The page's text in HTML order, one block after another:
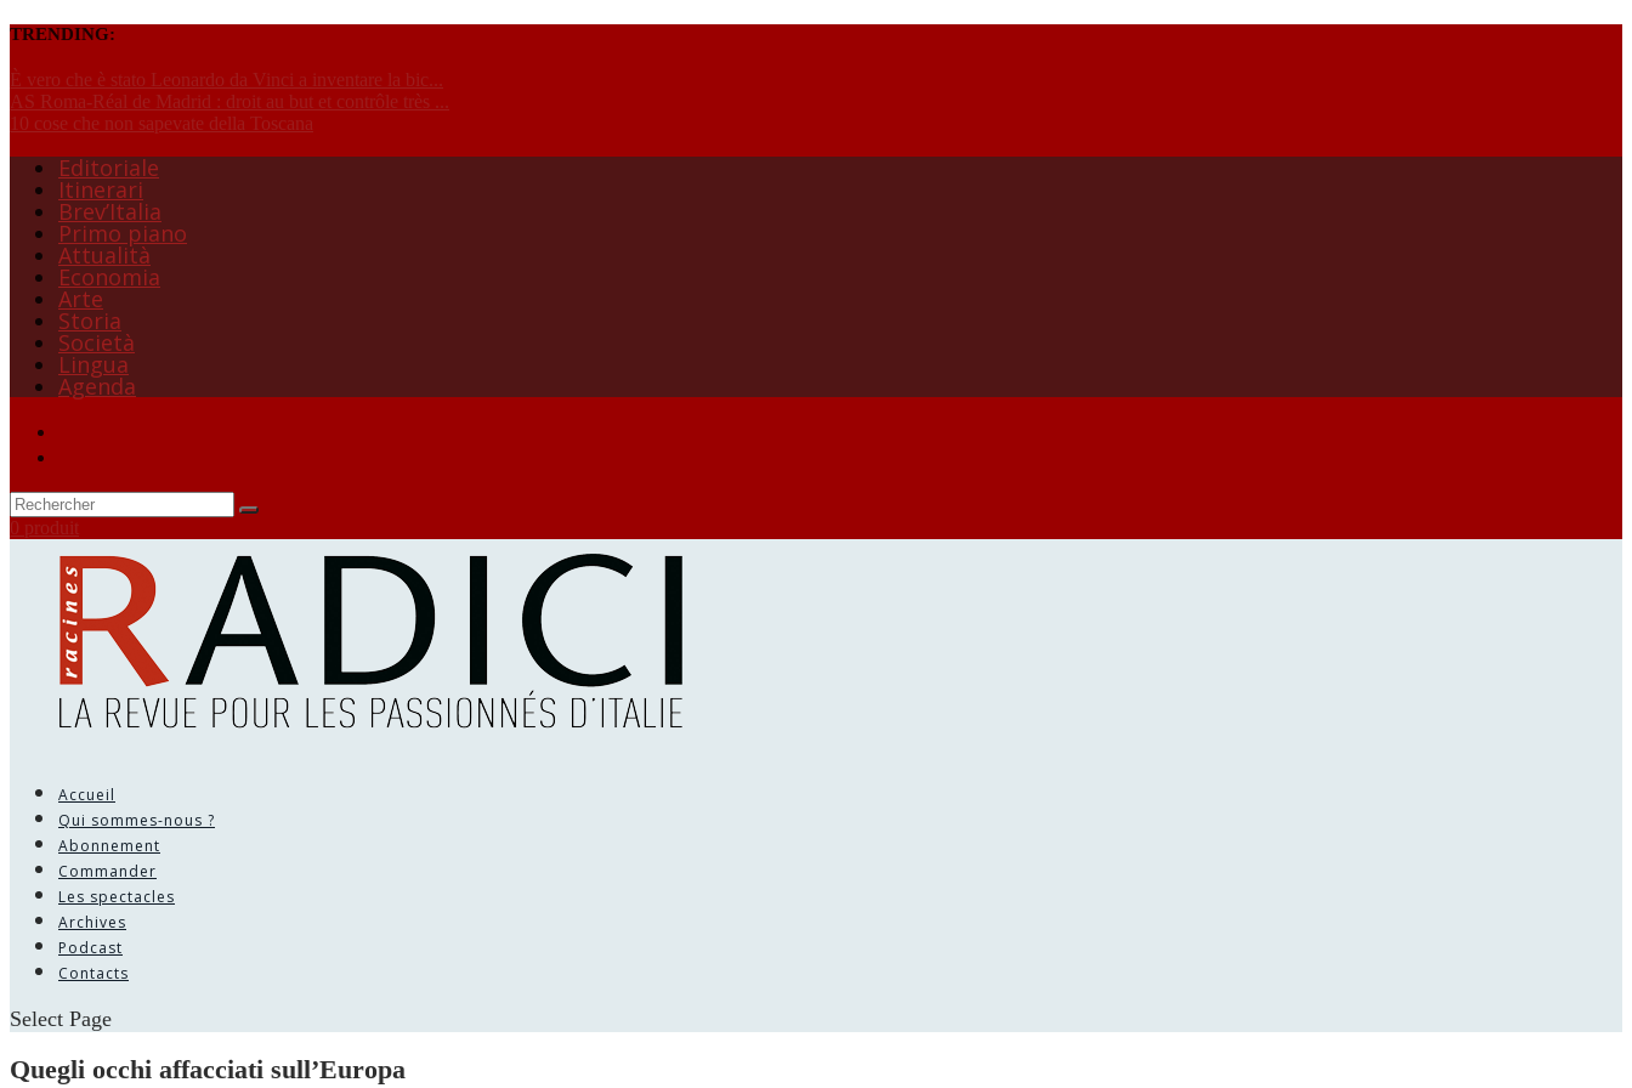
TRENDING:
È vero che è stato Leonardo da Vinci a inventare la bic...
AS Roma-Réal de Madrid : droit au but et contrôle très ...
10 cose che non sapevate della Toscana
Editoriale
Itinerari
Brev’Italia
Primo piano
Attualità
Economia
Arte
Storia
Società
Lingua
Agenda
0 produit
Accueil
Qui sommes-nous ?
Abonnement
Commander
Les spectacles
Archives
Podcast
Contacts
Select Page
Quegli occhi affacciati sull’Europa